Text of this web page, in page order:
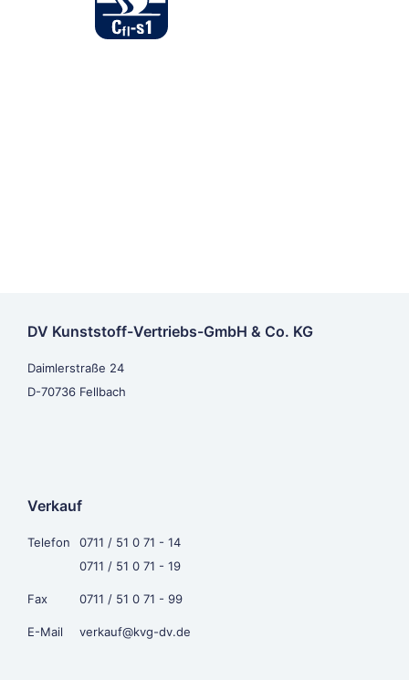
DV Kunststoff-Vertriebs-GmbH & Co. KG
Daimlerstraße 24
D-70736 Fellbach
Verkauf
Telefon
0711 / 51 0 71 - 14
0711 / 51 0 71 - 19
Fax 0711 / 51 0 71 - 99
E-Mail verkauf@kvg-dv.de